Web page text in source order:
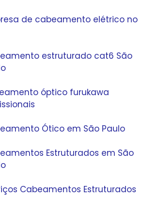
de cabeamento elétrico no
estruturado cat6 São
óptico furukawa
Ótico em São Paulo
Estruturados em São
Cabeamentos Estruturados